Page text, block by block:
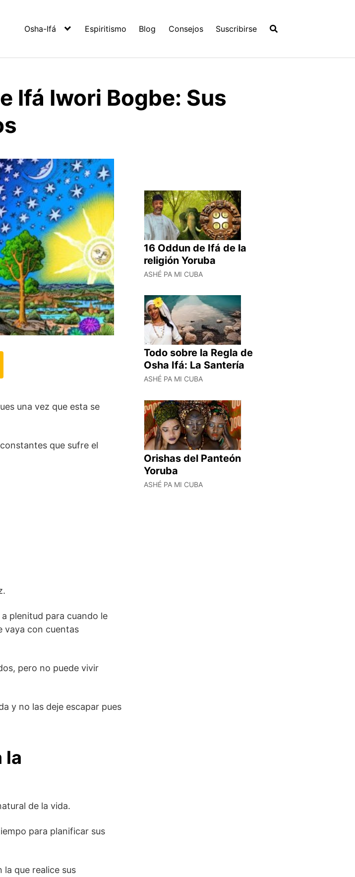
Osha-Ifá Espiritismo Blog Consejos Suscribirse
Ifá Iwori Bogbe: Sus
una vez que esta se
que sufre el
plenitud para cuando le
vaya con cuentas
pero no puede vivir
y no las deje escapar pues
la
de la vida.
para planificar sus
la que realice sus
16 Oddun de Ifá de la
religión Yoruba
ASHÉ PA MI CUBA
Todo sobre la Regla de
Osha Ifá: La Santería
ASHÉ PA MI CUBA
Orishas del Panteón
Yoruba
ASHÉ PA MI CUBA